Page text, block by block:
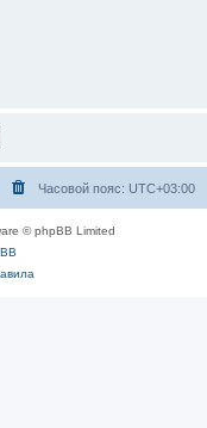
Часовой пояс: UTC+03:00
© phpBB Limited